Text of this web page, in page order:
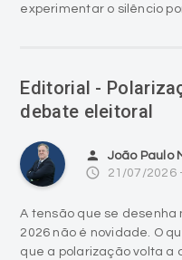
experimentar o silêncio
Editorial -
debate eleitoral
person João Paulo
access_time 21/07/2026
A tensão que se desenha
2026 não é novidade. O
que a polarização volta a